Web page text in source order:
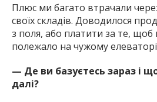
Плюс ми багато втрачали
своїх складів. Доводилося
з поля, або платити за те, щоб
полежало на чужому
— Де ви базуєтесь зараз і
далі?